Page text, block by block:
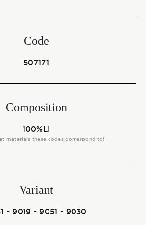
Code
507171
Composition
100%LI
materials these codes correspond to!
Variant
- 9019 - 9051 - 9030
Certifications
Start together
NEWS